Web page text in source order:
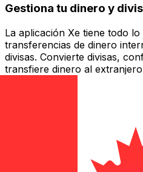
Gestiona tu dinero y
La aplicación Xe tiene todo
transferencias de dinero
divisas. Convierte divisas,
transfiere dinero al